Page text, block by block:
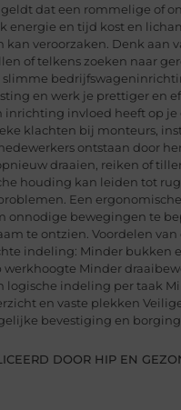
dat een rommelige of
energie en tijd kost en
kan veroorzaken. Denk aan
of telkens zoeken naar
slimme
en werk je prettiger en
inrichting invloed heeft op
klachten bij monteurs,
ontstaan door
draaien, reiken of
houding kan leiden tot
Een
onnodige bewegingen te
te ontzien. Voordelen van
indeling: Minder bukken
werkhoogte Minder
logische indeling per taak
en vaste plekken
bevestiging en
DOOR HIP EN